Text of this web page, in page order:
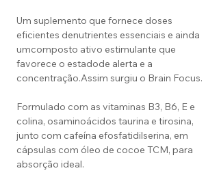
Um suplemento que fornece doses
eficientes denutrientes essenciais e ainda
umcomposto ativo estimulante que
favorece o estadode alerta e a
concentração.Assim surgiu o Brain Focus.
Formulado com as vitaminas B3, B6, E e
colina, osaminoácidos taurina e tirosina,
junto com cafeína efosfatidilserina, em
cápsulas com óleo de cocoe TCM, para
absorção ideal.